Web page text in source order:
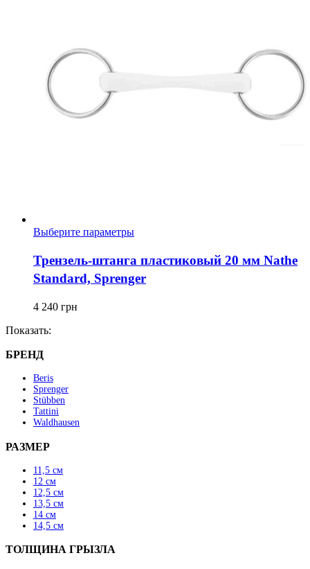
Выберите параметрыЭтот
имеет
несколько
вариаций.
Трензель-штанга пластиковый 20 мм Nathe
Standard, Sprenger
4 240 грн
Показать:
БРЕНД
Beris
Sprenger
Stübben
Tattini
Waldhausen
РАЗМЕР
11,5 см
12 см
12,5 см
13,5 см
14 см
14,5 см
ТОЛЩИНА ГРЫЗЛА